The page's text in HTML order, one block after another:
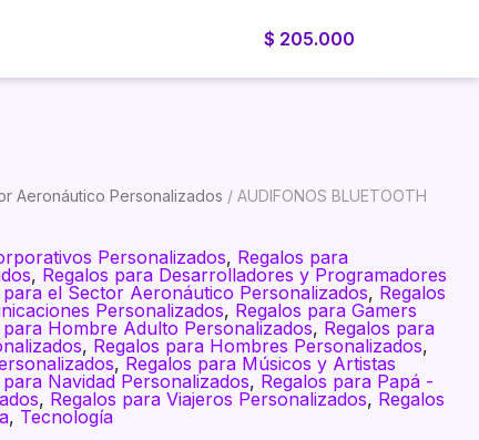
Cotiza ahora
Aeronáutico Personalizados / AUDIFONOS BLUETOOTH
Personalizados, Regalos para
, Regalos para Desarrolladores y Programadores
para el Sector Aeronáutico Personalizados, Regalos
Personalizados, Regalos para Gamers
para Hombre Adulto Personalizados, Regalos para
, Regalos para Hombres Personalizados,
,Regalos para Músicos y Artistas
para Navidad Personalizados, Regalos para Papá -
, Regalos para Viajeros Personalizados, Regalos
, Tecnología
$ 205.000